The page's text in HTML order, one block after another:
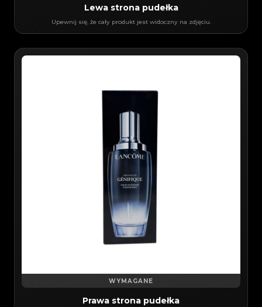
Lewa strona pudełka
Upewnij się, że cały produkt jest widoczny na zdjęciu.
WYMAGANE
Prawa strona pudełka